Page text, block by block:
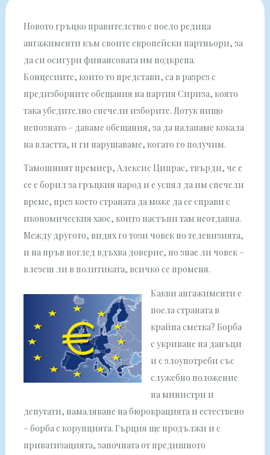
Новото гръцко правителство е поело редица
ангажименти към своите европейски партньори, за
да си осигури финансовата им подкрепа.
Концесиите, които то представи, са в разрез с
предизборните обещания на партия Сириза, която
така убедително спечели изборите. Дотук нищо
непознато – даваме обещания, за да налапаме кокала
на властта, и ги нарушаваме, когато го получим.
Тамошният премиер, Алексис Ципрас, твърди, че е
се е борил за гръцкия народ и е успял да им спечели
време, през което страната да може да се справи с
икономическия хаос, които настъпи там неотдавна.
Между другото, видях го този човек по телевизията,
и на пръв поглед вдъхва доверие, но знае ли човек –
влезеш ли в политиката, всичко се променя.
Какви ангажименти е
поела страната в
крайна сметка? Борба
с укриване на данъци
и с злоупотреби със
служебно положение
на министри и
депутати, намаляване на бюрокрацията и естествено
– борба с корупцията. Гърция ще продължи и с
приватизацията, започната от предишното